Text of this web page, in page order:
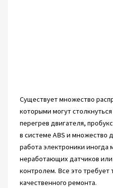
Существует множество
которыми могут
перегрев двигателя,
в системе ABS и множество
работа электроники иногда
неработающих датчиков
контролем. Все это требует
качественного ремонта.